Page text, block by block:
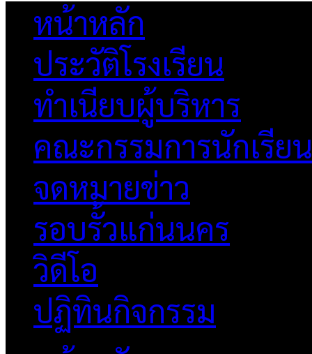
หน้าหลัก
ประวัติโรงเรียน
ทำเนียบผู้บริหาร
คณะกรรมการนักเรียน
จดหมายข่าว
รอบรั้วแก่นนคร
วิดีโอ
ปฏิทินกิจกรรม